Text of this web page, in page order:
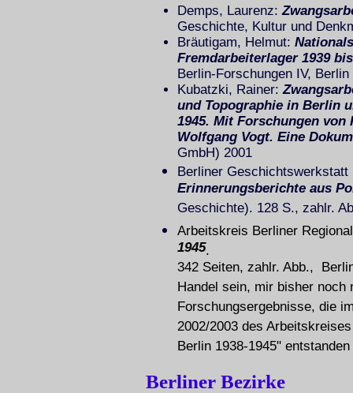
Demps, Laurenz:
Geschichte, Kultur und
Bräutigam, Helmut:
Fremdarbeiterlager 1939
Berlin-Forschungen IV,
Kubatzki, Rainer:
und Topographie in Berlin
1945. Mit Forschungen
Wolfgang Vogt. Eine
GmbH) 2001
Berliner
Erinnerungsberichte aus
Geschichte). 128 S., zahlr.
Arbeitskreis Berliner
1945.
342 Seiten, zahlr. Abb.,
Handel sein, mir bisher noch
Forschungsergebnisse, die
2002/2003 des
Berlin 1938-1945"
Berliner Bezirke